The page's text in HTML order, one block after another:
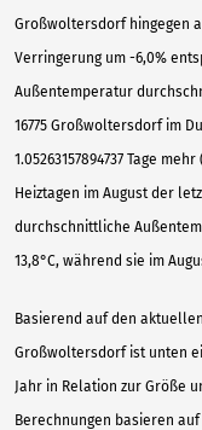
Großwoltersdorf hingegen
Verringerung um -6,0%
Außentemperatur
16775 Großwoltersdorf im
1.05263157894737 Tage
Heiztagen im August der
durchschnittliche
13,8°C, während sie im
Basierend auf den
Großwoltersdorf ist unten
Jahr in Relation zur Größe
Berechnungen basieren